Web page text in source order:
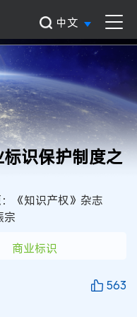
中文
识保护制度之
《知识产权》杂志
宗
商业标识
563